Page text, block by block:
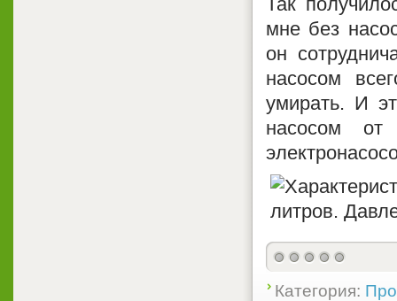
мне без
он
насосом
умирать. И
насосом
Категория: